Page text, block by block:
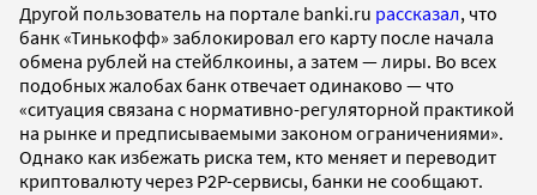
Другой пользователь на портале banki.ru рассказал, что
банк «Тинькофф» заблокировал его карту после начала
обмена рублей на стейблкоины, а затем — лиры. Во всех
подобных жалобах банк отвечает одинаково — что
«ситуация связана с нормативно-регуляторной практикой
на рынке и предписываемыми законом ограничениями».
Однако как избежать риска тем, кто меняет и переводит
криптовалюту через P2P-сервисы, банки не сообщают.